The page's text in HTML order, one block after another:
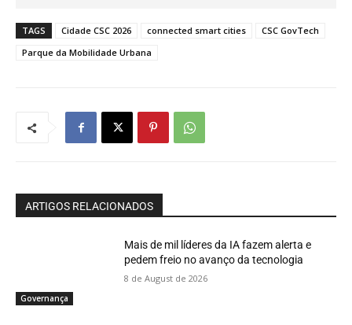
TAGS Cidade CSC 2026 connected smart cities
CSC GovTech
Parque da Mobilidade Urbana
ARTIGOS RELACIONADOS
Governança
Mais de mil líderes da IA fazem alerta e
pedem freio no avanço da tecnologia
8 de August de 2026